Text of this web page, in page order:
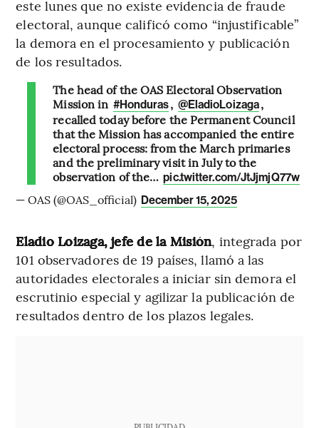
este lunes que no existe evidencia de fraude
electoral, aunque calificó como “injustificable”
la demora en el procesamiento y publicación
de los resultados.
The head of the OAS Electoral Observation
Mission in #Honduras, @EladioLoizaga,
recalled today before the Permanent Council
that the Mission has accompanied the entire
electoral process: from the March primaries
and the preliminary visit in July to the
observation of the… pic.twitter.com/JtJjmjQ77w
— OAS (@OAS_official) December 15, 2025
Eladio Loizaga, jefe de la Misión, integrada por
101 observadores de 19 países, llamó a las
autoridades electorales a iniciar sin demora el
escrutinio especial y agilizar la publicación de
resultados dentro de los plazos legales.